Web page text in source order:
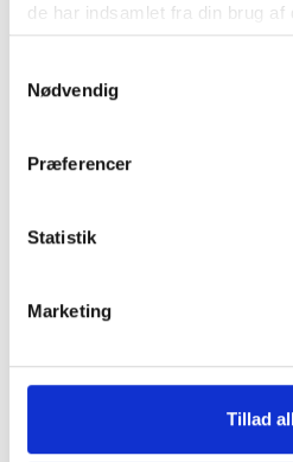
de har indsamlet fra din brug af
Nødvendig
Præferencer
Statistik
Marketing
Tillad
fysioterapiklinikker samt en
+45 3266 1030